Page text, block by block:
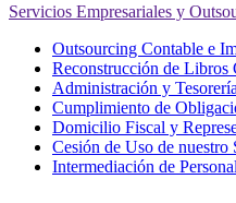
Servicios Empresariales y
Outsourcing Contable e
Reconstrucción de Libros
Administración y Tesorería
Cumplimiento de
Domicilio Fiscal y
Cesión de Uso de
Intermediación de